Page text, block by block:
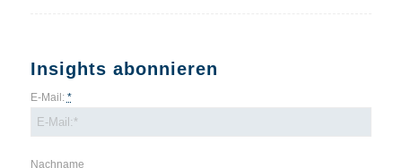
Insights abonnieren
E-Mail: *
Nachname